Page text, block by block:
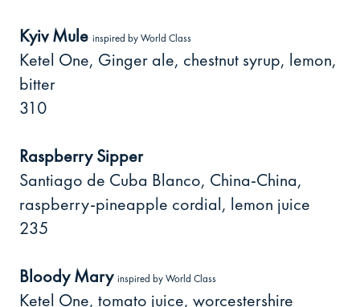
Kyiv Mule inspired by World Class
Ketel One, Ginger ale, chestnut syrup, lemon,
bitter
310
Raspberry Sipper
Santiago de Cuba Blanco, China-China,
raspberry-pineapple cordial, lemon juice
235
Bloody Mary inspired by World Class
Ketel One, tomato juice, worcestershire